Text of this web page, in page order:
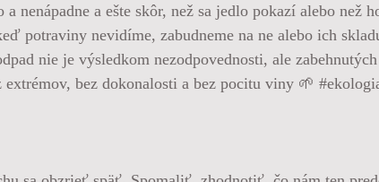
nenápadne a ešte skôr, než sa jedlo pokazí alebo
potraviny nevidíme, zabudneme na ne alebo ich
nie je výsledkom nezodpovednosti, ale
bez dokonalosti a bez pocitu viny 🌱